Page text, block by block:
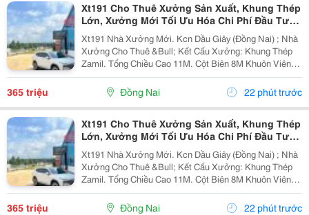
Xt191 Cho Thuê Xưởng Sản Xuất, Khung Thép
Lớn, Xưởng Mới Tối Ưu Hóa Chi Phí Đầu Tư
Sx
Xt191 Nhà Xưởng Mới. Kcn Dầu Giây (Đồng Nai) ; Nhà
Xưởng Cho Thuê &Bull; Kết Cấu Xưởng: Khung Thép
Zamil. Tổng Chiều Cao 11M. Cột Biên 8M Khuôn Viên
4700M2 ( 42M X 112M ) &Bull; Dt Nx Sản Xuất : 38M X
91M ( 3480 M&Sup2; ) &Bull; Dt Văn Phòng...
365 triệu Đồng Nai 22 phút trước
Xt191 Cho Thuê Xưởng Sản Xuất, Khung Thép
Lớn, Xưởng Mới Tối Ưu Hóa Chi Phí Đầu Tư
Sx
Xt191 Nhà Xưởng Mới. Kcn Dầu Giây (Đồng Nai) ; Nhà
Xưởng Cho Thuê &Bull; Kết Cấu Xưởng: Khung Thép
Zamil. Tổng Chiều Cao 11M. Cột Biên 8M Khuôn Viên
4700M2 ( 42M X 112M ) &Bull; Dt Nx Sản Xuất : 38M X
91M ( 3480 M&Sup2; ) &Bull; Dt Văn Phòng...
365 triệu Đồng Nai 22 phút trước